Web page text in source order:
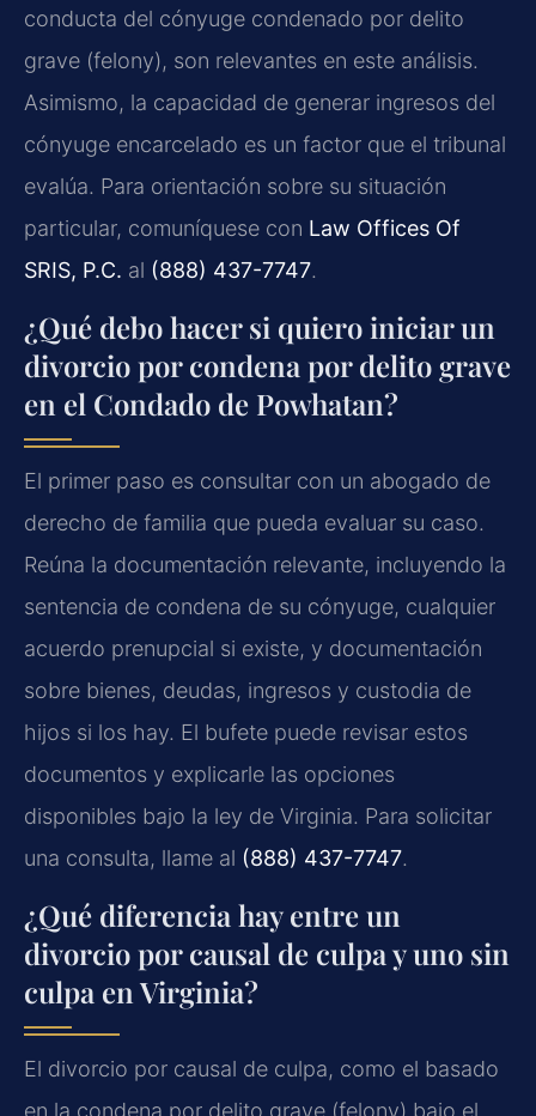
conducta del cónyuge condenado por delito
grave (felony), son relevantes en este análisis.
Asimismo, la capacidad de generar ingresos del
cónyuge encarcelado es un factor que el tribunal
evalúa. Para orientación sobre su situación
particular, comuníquese con Law Offices Of
SRIS, P.C. al (888) 437-7747.
¿Qué debo hacer si quiero iniciar un
divorcio por condena por delito grave
en el Condado de Powhatan?
El primer paso es consultar con un abogado de
derecho de familia que pueda evaluar su caso.
Reúna la documentación relevante, incluyendo la
sentencia de condena de su cónyuge, cualquier
acuerdo prenupcial si existe, y documentación
sobre bienes, deudas, ingresos y custodia de
hijos si los hay. El bufete puede revisar estos
documentos y explicarle las opciones
disponibles bajo la ley de Virginia. Para solicitar
una consulta, llame al (888) 437-7747.
¿Qué diferencia hay entre un
divorcio por causal de culpa y uno sin
culpa en Virginia?
El divorcio por causal de culpa, como el basado